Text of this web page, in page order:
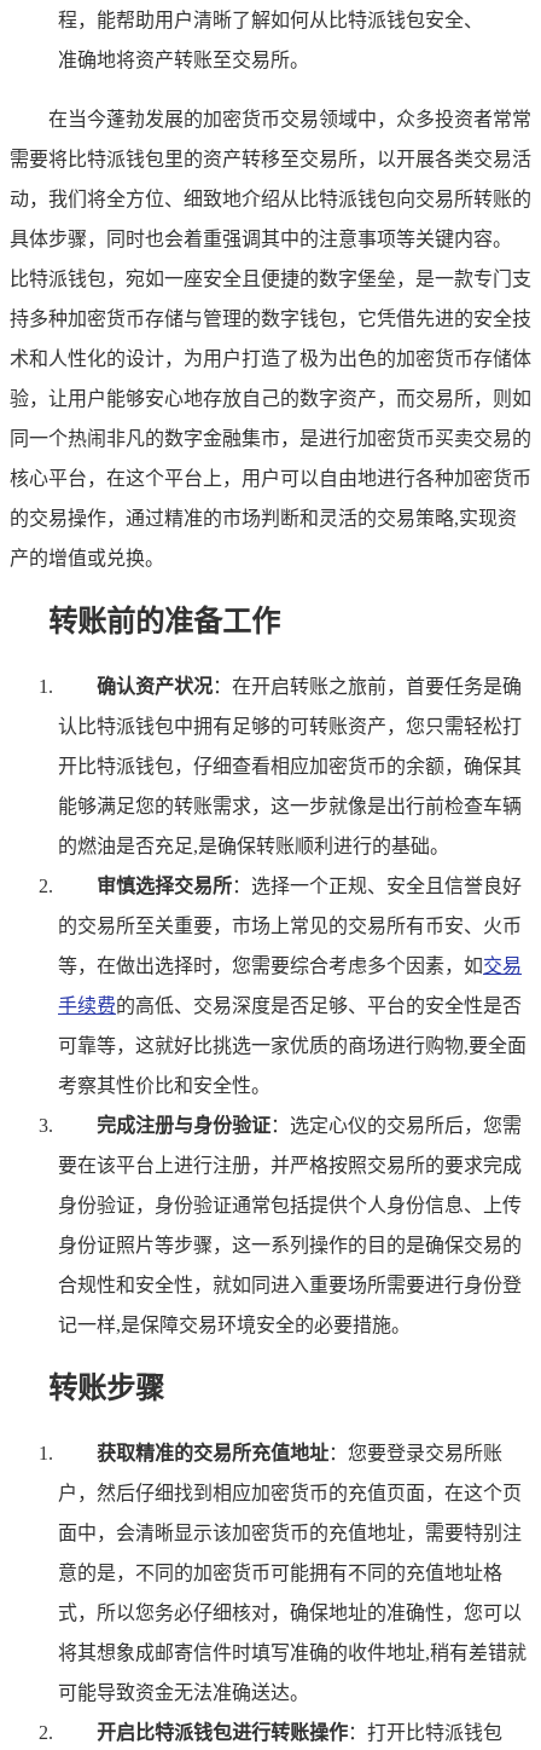
程，能帮助用户清晰了解如何从比特派钱包安全、
准确地将资产转账至交易所。
在当今蓬勃发展的加密货币交易领域中，众多投资者常常
需要将比特派钱包里的资产转移至交易所，以开展各类交易活
动，我们将全方位、细致地介绍从比特派钱包向交易所转账的
具体步骤，同时也会着重强调其中的注意事项等关键内容。
比特派钱包，宛如一座安全且便捷的数字堡垒，是一款专门支
持多种加密货币存储与管理的数字钱包，它凭借先进的安全技
术和人性化的设计，为用户打造了极为出色的加密货币存储体
验，让用户能够安心地存放自己的数字资产，而交易所，则如
同一个热闹非凡的数字金融集市，是进行加密货币买卖交易的
核心平台，在这个平台上，用户可以自由地进行各种加密货币
的交易操作，通过精准的市场判断和灵活的交易策略,实现资
产的增值或兑换。
转账前的准备工作
确认资产状况：在开启转账之旅前，首要任务是确
认比特派钱包中拥有足够的可转账资产，您只需轻松打
开比特派钱包，仔细查看相应加密货币的余额，确保其
能够满足您的转账需求，这一步就像是出行前检查车辆
的燃油是否充足,是确保转账顺利进行的基础。
审慎选择交易所：选择一个正规、安全且信誉良好
的交易所至关重要，市场上常见的交易所有币安、火币
等，在做出选择时，您需要综合考虑多个因素，如交易
手续费的高低、交易深度是否足够、平台的安全性是否
可靠等，这就好比挑选一家优质的商场进行购物,要全面
考察其性价比和安全性。
完成注册与身份验证：选定心仪的交易所后，您需
要在该平台上进行注册，并严格按照交易所的要求完成
身份验证，身份验证通常包括提供个人身份信息、上传
身份证照片等步骤，这一系列操作的目的是确保交易的
合规性和安全性，就如同进入重要场所需要进行身份登
记一样,是保障交易环境安全的必要措施。
转账步骤
获取精准的交易所充值地址：您要登录交易所账
户，然后仔细找到相应加密货币的充值页面，在这个页
面中，会清晰显示该加密货币的充值地址，需要特别注
意的是，不同的加密货币可能拥有不同的充值地址格
式，所以您务必仔细核对，确保地址的准确性，您可以
将其想象成邮寄信件时填写准确的收件地址,稍有差错就
可能导致资金无法准确送达。
开启比特派钱包进行转账操作：打开比特派钱包